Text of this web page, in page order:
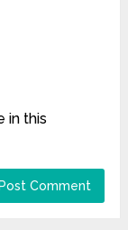
in this